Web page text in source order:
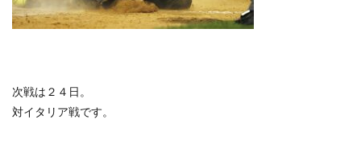
次戦は２４日。
対イタリア戦です。